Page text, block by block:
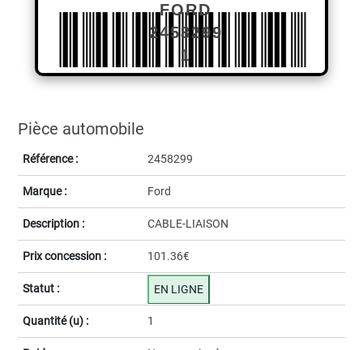
Pièce automobile
Référence : 2458299
Marque : Ford
Description : CABLE-LIAISON
Prix concession : 101.36€
Statut : EN LIGNE
Quantité (u) : 1
FORD
2458299
1